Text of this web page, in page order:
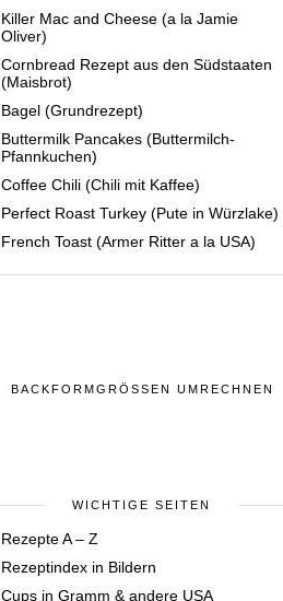
Killer Mac and Cheese (a la Jamie
Oliver)
Cornbread Rezept aus den Südstaaten
(Maisbrot)
Bagel (Grundrezept)
Buttermilk Pancakes (Buttermilch-
Pfannkuchen)
Coffee Chili (Chili mit Kaffee)
Perfect Roast Turkey (Pute in Würzlake)
French Toast (Armer Ritter a la USA)
BACKFORMGRÖSSEN UMRECHNEN
WICHTIGE SEITEN
Rezepte A – Z
Rezeptindex in Bildern
Cups in Gramm & andere USA